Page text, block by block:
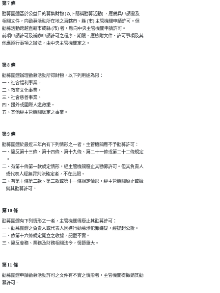
第 7 條
勸募團體基於公益目的募集財物 (以下簡稱勸募活動) ，應備具申請書及
相關文件，向勸募活動所在地之直轄市、縣 (市) 主管機關申請許可。但
勸募活動跨越直轄市或縣 (市) 者，應向中央主管機關申請許可。
前項申請許可及補辦申請許可之程序、期限、應檢附文件、許可事項及其
他應遵行事項之辦法，由中央主管機關定之。
第 8 條
勸募團體辦理勸募活動所得財物，以下列用途為限：
一、社會福利事業。
二、教育文化事業。
三、社會慈善事業。
四、援外或國際人道救援。
五、其他經主管機關認定之事業。
第 9 條
勸募團體於最近三年內有下列情形之一者，主管機關應不予勸募許可：
一、違反第十三條、第十四條、第十九條、第二十一條或第二十二條規定
    。
二、有第十條第一款規定情形，經主管機關廢止其勸募許可。但其負責人
    或代表人經無罪判決確定者，不在此限。
三、有第十條第二款、第三款或第十一條規定情形，經主管機關廢止或撤
    銷其勸募許可。
第 10 條
勸募團體有下列情形之一者，主管機關得廢止其勸募許可：
一、勸募團體之負責人或代表人因進行勸募涉犯罪嫌疑，經提起公訴。
二、依第十六條規定開立之收據，記載不實。
三、違反會務、業務及財務相關法令，情節重大。
第 11 條
勸募團體申請勸募活動許可之文件有不實之情形者，主管機關得撤銷其勸
募許可。